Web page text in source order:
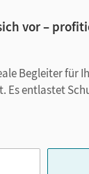
vor –
Begleiter für
Es entlastet